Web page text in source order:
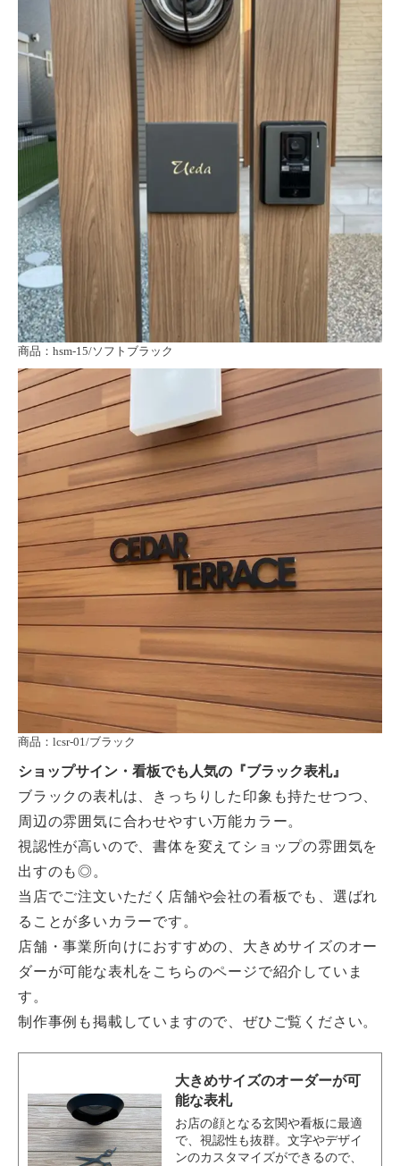
商品：hsm-15/ソフトブラック
商品：lcsr-01/ブラック
ショップサイン・看板でも人気の 『ブラック表札』
ブラックの表札は、きっちりした印象も持たせつつ、
周辺の雰囲気に合わせやすい万能カラー。
視認性が高いので、書体を変えてショップの雰囲気を
出すのも◎。
当店でご注文いただく店舗や会社の看板でも、選ばれ
ることが多いカラーです。
店舗・事業所向けにおすすめの、大きめサイズのオー
ダーが可能な表札をこちらのページで紹介していま
す。
制作事例も掲載していますので、ぜひご覧ください。
大きめサイズのオーダーが可
能な表札
お店の顔となる玄関や看板に最適
で、視認性も抜群。文字やデザイ
ンのカスタマイズができるので、